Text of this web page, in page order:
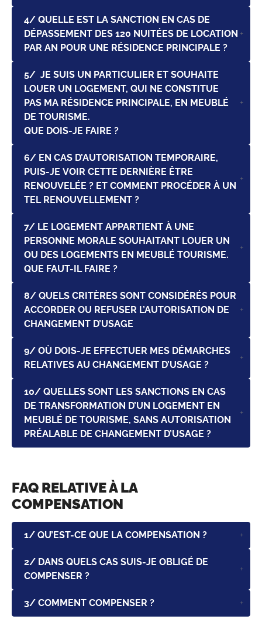
4/ QUELLE EST LA SANCTION EN CAS DE
DÉPASSEMENT DES 120 NUITÉES DE LOCATION
PAR AN POUR UNE RÉSIDENCE PRINCIPALE ?
5/ JE SUIS UN PARTICULIER ET SOUHAITE
LOUER UN LOGEMENT, QUI NE CONSTITUE
PAS MA RÉSIDENCE PRINCIPALE, EN MEUBLÉ
DE TOURISME.
QUE DOIS-JE FAIRE ?
6/ EN CAS D’AUTORISATION TEMPORAIRE,
PUIS-JE VOIR CETTE DERNIÈRE ÊTRE
RENOUVELÉE ? ET COMMENT PROCÉDER À UN
TEL RENOUVELLEMENT ?
7/ LE LOGEMENT APPARTIENT À UNE
PERSONNE MORALE SOUHAITANT LOUER UN
OU DES LOGEMENTS EN MEUBLÉ TOURISME.
QUE FAUT-IL FAIRE ?
8/ QUELS CRITÈRES SONT CONSIDÉRÉS POUR
ACCORDER OU REFUSER L’AUTORISATION DE
CHANGEMENT D’USAGE
9/ OÙ DOIS-JE EFFECTUER MES DÉMARCHES
RELATIVES AU CHANGEMENT D’USAGE ?
10/ QUELLES SONT LES SANCTIONS EN CAS
DE TRANSFORMATION D’UN LOGEMENT EN
MEUBLÉ DE TOURISME, SANS AUTORISATION
PRÉALABLE DE CHANGEMENT D’USAGE ?
FAQ RELATIVE À LA
COMPENSATION
1/ QU’EST-CE QUE LA COMPENSATION ?
2/ DANS QUELS CAS SUIS-JE OBLIGÉ DE
COMPENSER ?
3/ COMMENT COMPENSER ?